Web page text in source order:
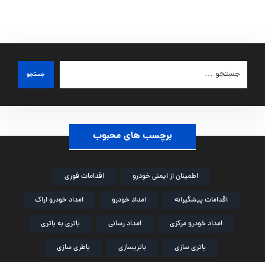
جستجو
برچسب های محبوب
اطمینان از ایمنی خودرو اقدامات فوری
اقدامات پیشگیرانه امداد خودرو امداد خودرو اراک
امداد خودرو مرکزی امداد رسانی باتری به باتری
باتری سازی باتریسازی باطری سازی